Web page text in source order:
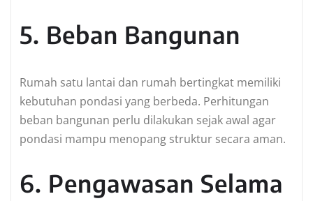
5. Beban Bangunan
Rumah satu lantai dan rumah bertingkat memiliki
kebutuhan pondasi yang berbeda. Perhitungan
beban bangunan perlu dilakukan sejak awal agar
pondasi mampu menopang struktur secara aman.
6. Pengawasan Selama